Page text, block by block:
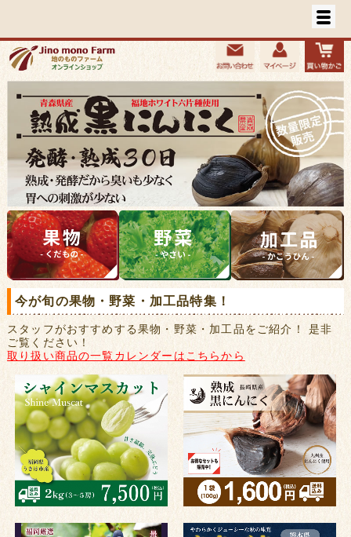
今が旬の果物・野菜・加工品特集！
スタッフがおすすめする果物・野菜・加工品をご紹介！ 是非
ご覧ください！
取り扱い商品の一覧カレンダーはこちらから